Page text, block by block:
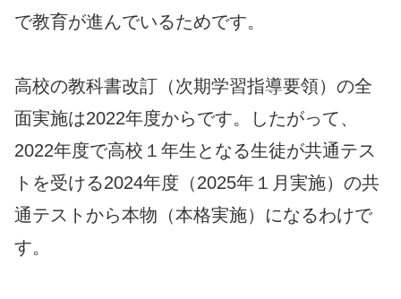
で教育が進んでいるためです。
高校の教科書改訂（次期学習指導要領）の全
面実施は2022年度からです。したがって、
2022年度で高校１年生となる生徒が共通テス
トを受ける2024年度（2025年１月実施）の共
通テストから本物（本格実施）になるわけで
す。